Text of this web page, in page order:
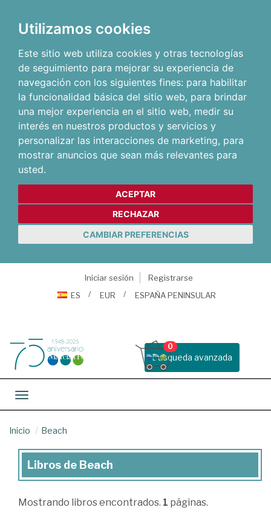
Utilizamos cookies
Este sitio web utiliza cookies y otras tecnologías
de seguimiento para mejorar su experiencia de
navegación con los siguientes fines: para habilitar
la funcionalidad básica del sitio web, para brindar
una mejor experiencia en el sitio web, medir su
interés en nuestros productos y servicios y
personalizar las interacciones de marketing, para
mostrar anuncios que sean más relevantes para
usted.
ACEPTAR
RECHAZAR
CAMBIAR PREFERENCIAS
Iniciar sesión
Registrarse
ES
EUR ESPAÑA PENINSULAR
Busqueda avanzada
0
Toggle navigation
Inicio Beach
Libros
Beach
Libros de Beach
Mostrando libros encontrados. 1 páginas.